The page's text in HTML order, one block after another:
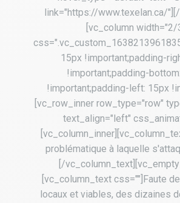
link="https://www.texelan.ca/"][/
[vc_column width="2/
15px !important;padding-
!important;padding-
!important;padding-left: 15px
[vc_row_inner row_type="row"
text_align="left"
problématique à laquelle
[/
[vc_column_text css=""]Faute
locaux et viables, des dizaines